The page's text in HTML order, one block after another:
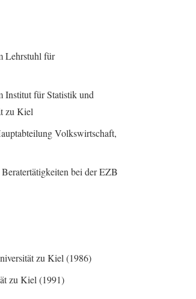
Lehrstuhl für
Institut für Statistik und
zu Kiel
Volkswirtschaft,
bei der EZB
zu Kiel (1986)
zu Kiel (1991)